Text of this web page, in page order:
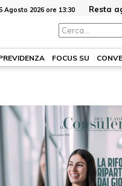
Agosto 2026 ore 13:30 Resta
FOCUS SU